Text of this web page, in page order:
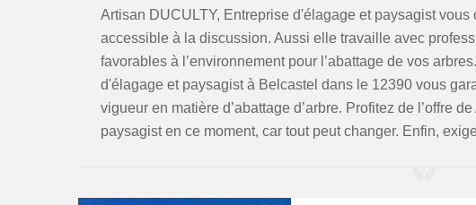
Artisan DUCULTY, Entreprise d'élagage et paysagist
accessible à la discussion. Aussi elle travaille avec
favorables à l’environnement pour l’abattage de vos
d'élagage et paysagist à Belcastel dans le 12390 vous
vigueur en matière d’abattage d’arbre. Profitez de l’offre
paysagist en ce moment, car tout peut changer. Enfin,